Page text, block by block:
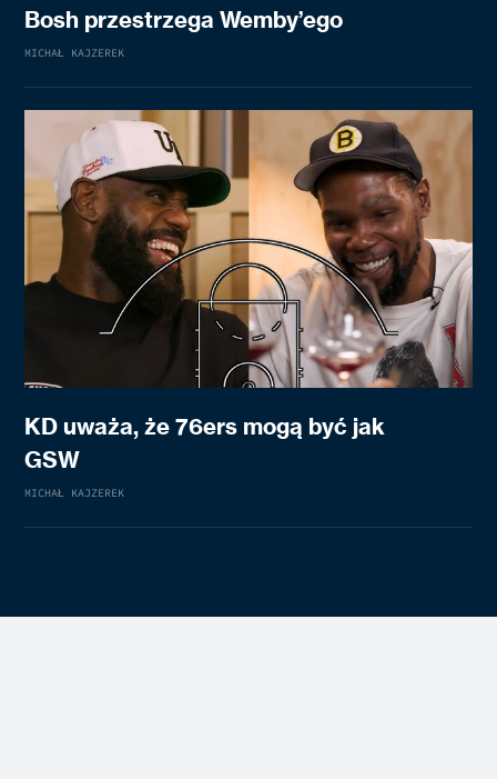
Bosh przestrzega Wemby’ego
MICHAŁ KAJZEREK
KD uważa, że 76ers mogą być jak
GSW
MICHAŁ KAJZEREK